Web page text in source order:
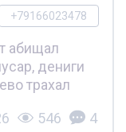
+79166023478
абищал
дениги
трахал
546 4